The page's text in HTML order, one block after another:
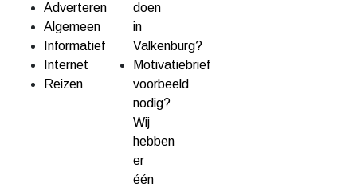
Adverteren
Algemeen
Informatief
Internet
Reizen
doen
in
Valkenburg?
Motivatiebrief
voorbeeld
nodig?
Wij
hebben
er
één